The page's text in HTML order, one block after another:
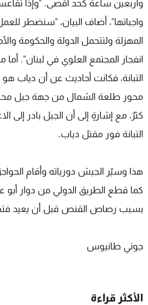
وأربعين ساعة كحد أقصى. "وإذا
واجباتها"، أضاف البيان، "سنضطر
المهزلة ولتتحمل الدولة والحكومة
انفجار المجتمع العلوي في لبنان".
التبانة، فكانت أحاديث عن أن دياب
محور طلعة الشمال من جهة جبل
كثرٌ، مع إشارةٍ إلى أن الجبل بادر إلى
التبانة فور مقتل دياب.
هذا وسيّر الجيش دورياته وأقام
كما قطع الطريق الدولي من دوار أبو
بسبب رصاص القنص قبل أن يعيد
جوني طانيوس
الأكثر قراءة